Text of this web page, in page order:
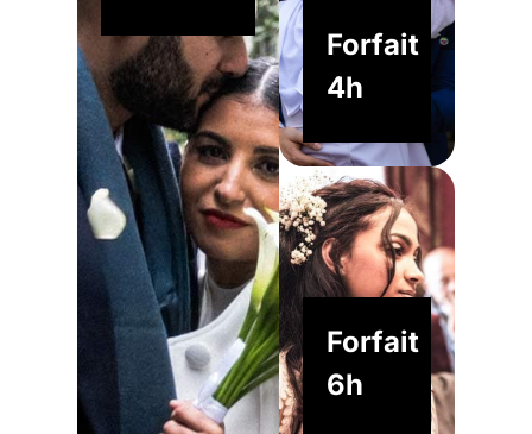
Forfait
4h
Forfait
6h